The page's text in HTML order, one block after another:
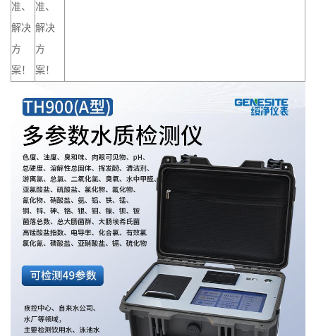
准、
解决
方
案！
准、
解决
方
案！